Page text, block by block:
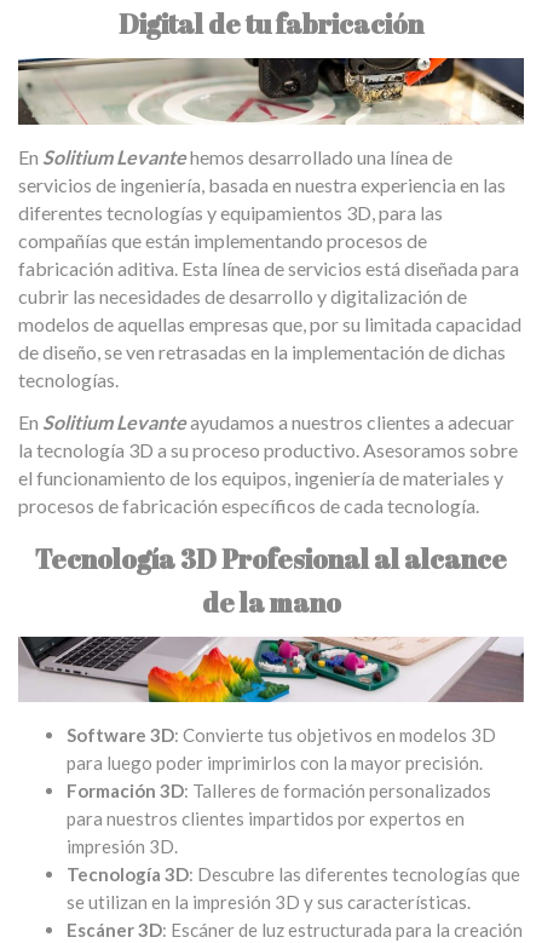
Digital de tu fabricación
En Solitium Levantehemos desarrollado una línea de
servicios de ingeniería, basada en nuestra experiencia en las
diferentes tecnologías y equipamientos 3D, para las
compañías que están implementando procesos de
fabricación aditiva. Esta línea de servicios está diseñada para
cubrir las necesidades de desarrollo y digitalización de
modelos de aquellas empresas que, por su limitada capacidad
de diseño, se ven retrasadas en la implementación de dichas
tecnologías.
En Solitium Levanteayudamos a nuestros clientes a adecuar
la tecnología 3D a su proceso productivo. Asesoramos sobre
el funcionamiento de los equipos, ingeniería de materiales y
procesos de fabricación específicos de cada tecnología.
Tecnología 3D Profesional al alcance
de la mano
Software 3D: Convierte tus objetivos en modelos 3D
para luego poder imprimirlos con la mayor precisión.
Formación 3D: Talleres de formación personalizados
para nuestros clientes impartidos por expertos en
impresión 3D.
Tecnología 3D: Descubre las diferentes tecnologías que
se utilizan en la impresión 3D y sus características.
Escáner 3D: Escáner de luz estructurada para la creación